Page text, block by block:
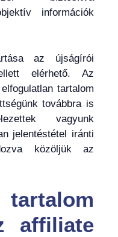
információk
az újságírói
elérhető. Az
tartalom
továbbra is
vagyunk
jelentéstétel iránti
közöljük az
affiliate